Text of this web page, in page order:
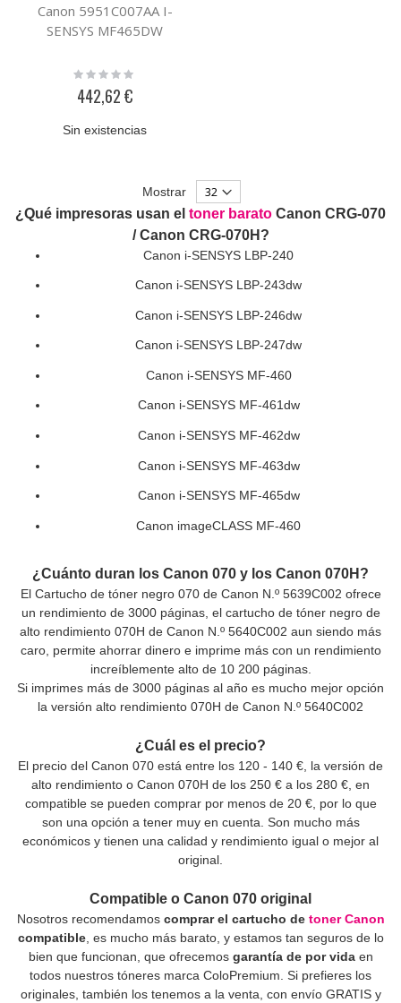
Canon 5951C007AA I-
SENSYS MF465DW
Rating:
442,62 €
Sin existencias
Mostrar
¿Qué impresoras usan el toner barato Canon CRG-070
/ Canon CRG-070H?
Canon i-SENSYS LBP-240
Canon i-SENSYS LBP-243dw
Canon i-SENSYS LBP-246dw
Canon i-SENSYS LBP-247dw
Canon i-SENSYS MF-460
Canon i-SENSYS MF-461dw
Canon i-SENSYS MF-462dw
Canon i-SENSYS MF-463dw
Canon i-SENSYS MF-465dw
Canon imageCLASS MF-460
¿Cuánto duran los Canon 070 y los Canon 070H?
El Cartucho de tóner negro 070 de Canon N.º 5639C002 ofrece
un rendimiento de 3000 páginas, el cartucho de tóner negro de
alto rendimiento 070H de Canon N.º 5640C002 aun siendo más
caro, permite ahorrar dinero e imprime más con un rendimiento
increíblemente alto de 10 200 páginas.
Si imprimes más de 3000 páginas al año es mucho mejor opción
la versión alto rendimiento 070H de Canon N.º 5640C002
¿Cuál es el precio?
El precio del Canon 070 está entre los 120 - 140 €, la versión de
alto rendimiento o Canon 070H de los 250 € a los 280 €, en
compatible se pueden comprar por menos de 20 €, por lo que
son una opción a tener muy en cuenta. Son mucho más
económicos y tienen una calidad y rendimiento igual o mejor al
original.
Compatible o Canon 070 original
Nosotros recomendamos comprar el cartucho de toner Canon
compatible, es mucho más barato, y estamos tan seguros de lo
bien que funcionan, que ofrecemos garantía de por vidaen
todos nuestros tóneres marca ColoPremium. Si prefieres los
originales, también los tenemos a la venta, con envío GRATIS y